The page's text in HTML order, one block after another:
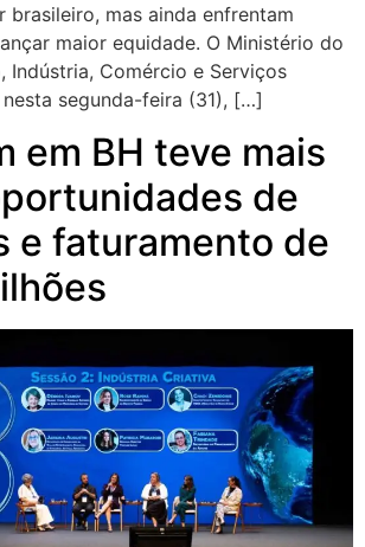
brasileiro, mas ainda enfrentam
maior equidade. O Ministério do
Indústria, Comércio e Serviços
segunda-feira (31), […]
em BH teve mais
de
e faturamento de